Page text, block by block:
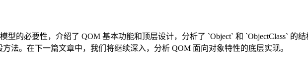
的必要性，介绍了 QOM 基本功能和顶层设计，分析了 `Object` 和 `ObjectClass` 的
法。在下一篇文章中，我们将继续深入，分析 QOM 面向对象特性的底层实现。